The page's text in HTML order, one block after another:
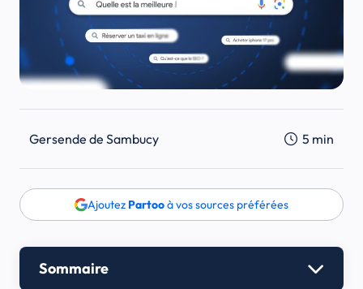
Gersende de Sambucy 5 min
Ajoutez Partooà vos sources préférées
Sommaire